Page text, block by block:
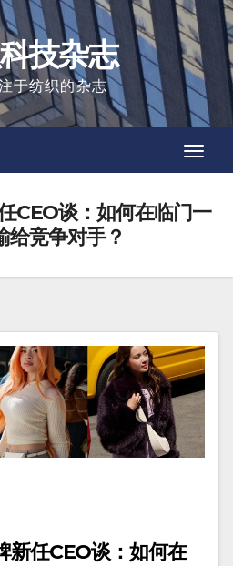
技杂志
于纺织的杂志
CEO谈：如何在临门一
给竞争对手？
任CEO谈：如何在